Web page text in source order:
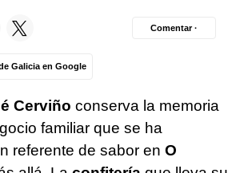
Galicia en Google
Comentar ·
Cerviño conserva la memoria
familiar que se ha
referente de sabor en O